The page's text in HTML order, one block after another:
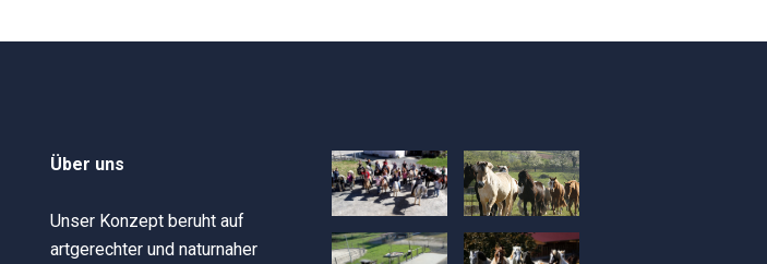
Über uns
Unser Konzept beruht auf
artgerechter und naturnaher